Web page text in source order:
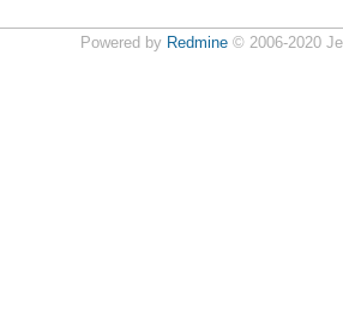
Powered by Redmine© 2006-2020